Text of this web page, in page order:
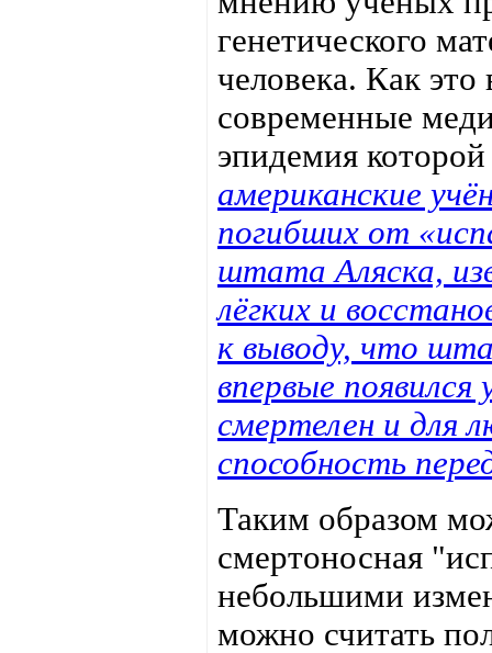
генетического
человека. Как
современные
эпидемия
американские
погибших от
штата Аляска,
лёгких и
к выводу, что
впервые
смертелен и для
способность
Таким образом
смертоносная
небольшими
можно считать